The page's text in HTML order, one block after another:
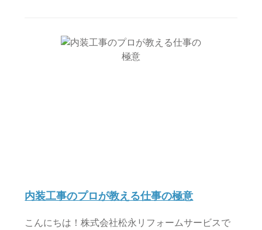
内装工事のプロが教える仕事の極意
こんにちは！株式会社松永リフォームサービスで